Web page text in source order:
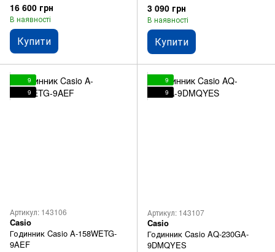
16 600 грн
В наявності
Купити
3 090 грн
В наявності
Купити
9
9
Артикул: 143106
Casio
Годинник Casio A-158WETG-
9AEF
9
9
Артикул: 143107
Casio
Годинник Casio AQ-230GA-
9DMQYES